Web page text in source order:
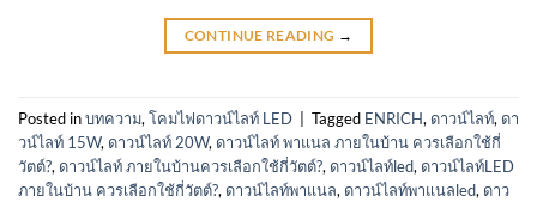
CONTINUE READING →
Posted inบทความ, โคมไฟดาวน์ไลท์ LED Tagged ENRICH, ดาวน์ไลท์, ดา
วน์ไลท์ 15W, ดาวน์ไลท์ 20W, ดาวน์ไลท์ พาแนล ภายในบ้าน ควรเลือกใช้กี่
วัตต์?, ดาวน์ไลท์ ภายในบ้านควรเลือกใช้กี่วัตต์?, ดาวน์ไลท์led, ดาวน์ไลท์LED
ภายในบ้าน ควรเลือกใช้กี่วัตต์?, ดาวน์ไลท์พาแนล, ดาวน์ไลท์พาแนลled, ดาว